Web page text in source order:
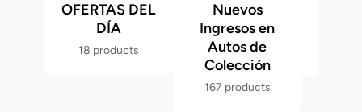
OFERTAS DEL
DÍA
18 products
Nuevos
Ingresos en
Autos de
Colección
167 products